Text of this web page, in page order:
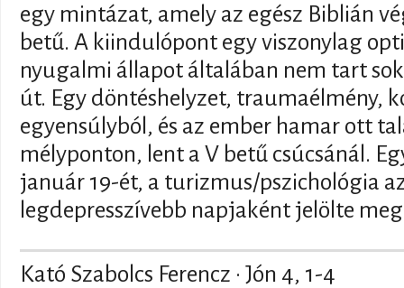
egy mintázat, amely az egész Biblián
betű. A kiindulópont egy viszonylag
nyugalmi állapot általában nem tart
út. Egy döntéshelyzet, traumaélmény,
egyensúlyból, és az ember hamar ott
mélyponton, lent a V betű csúcsánál.
január 19-ét, a turizmus/pszichológia
legdepresszívebb napjaként jelölte
Kató Szabolcs Ferencz · Jón 4, 1-4